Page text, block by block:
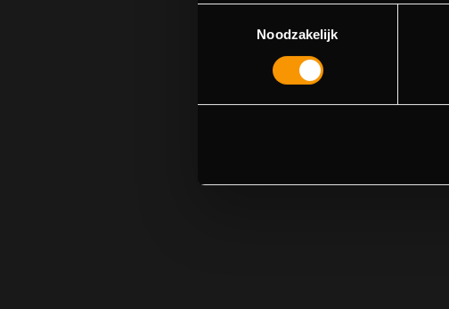
Noodzakelijk